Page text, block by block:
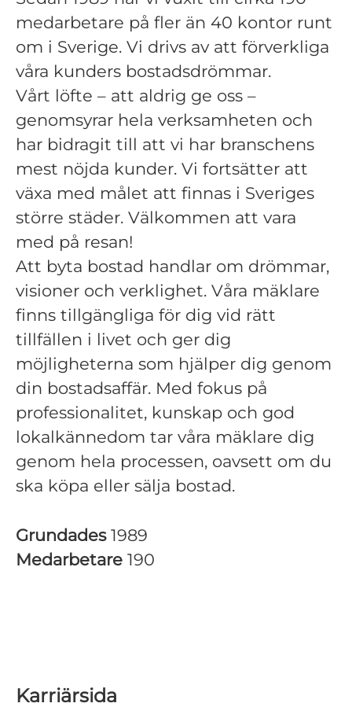
medarbetare på fler än 40 kontor runt
om i Sverige. Vi drivs av att förverkliga
våra kunders bostadsdrömmar.
Vårt löfte – att aldrig ge oss –
genomsyrar hela verksamheten och
har bidragit till att vi har branschens
mest nöjda kunder. Vi fortsätter att
växa med målet att finnas i Sveriges
större städer. Välkommen att vara
med på resan!
Att byta bostad handlar om drömmar,
visioner och verklighet. Våra mäklare
finns tillgängliga för dig vid rätt
tillfällen i livet och ger dig
möjligheterna som hjälper dig genom
din bostadsaffär. Med fokus på
professionalitet, kunskap och god
lokalkännedom tar våra mäklare dig
genom hela processen, oavsett om du
ska köpa eller sälja bostad.
Grundades 1989
Medarbetare 190
Karriärsida